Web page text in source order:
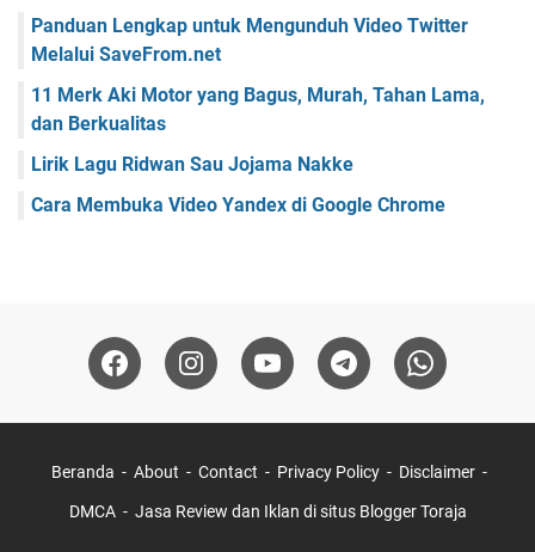
Panduan Lengkap untuk Mengunduh Video Twitter
Melalui SaveFrom.net
11 Merk Aki Motor yang Bagus, Murah, Tahan Lama,
dan Berkualitas
Lirik Lagu Ridwan Sau Jojama Nakke
Cara Membuka Video Yandex di Google Chrome
Beranda About Contact Privacy Policy Disclaimer
DMCA Jasa Review dan Iklan di situs Blogger Toraja